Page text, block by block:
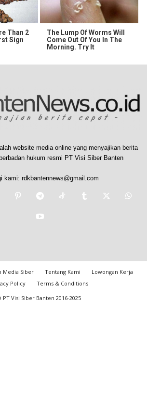
Than 2
Sign
The Lump Of Worms Will
Come Out Of You In The
Morning. Try It
website media online yang menyajikan berita
hukum resmi PT Visi Siber Banten
kami: rdkbantennews@gmail.com
Media Siber Tentang Kami
Lowongan Kerja
Policy
Terms & Conditions
PT Visi Siber Banten 2016-2025